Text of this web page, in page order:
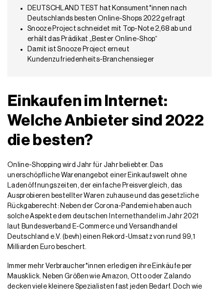
DEUTSCHLAND TEST hat Konsument*innen nach
Deutschlands besten Online-Shops 2022 gefragt
Snooze Project schneidet mit Top-Note 2,68 ab und
erhält das Prädikat „Bester Online-Shop“
Damit ist Snooze Project erneut
Kundenzufriedenheits-Branchensieger
Einkaufen im Internet:
Welche Anbieter sind 2022
die besten?
Online-Shopping wird Jahr für Jahr beliebter. Das
unerschöpfliche Warenangebot einer Einkaufswelt ohne
Ladenöffnungszeiten, der einfache Preisvergleich, das
Ausprobieren bestellter Waren zuhause und das gesetzliche
Rückgaberecht: Neben der Corona-Pandemie haben auch
solche Aspekte dem deutschen Internethandel im Jahr 2021
laut Bundesverband E-Com­merce und Versandhandel
Deutschland e.V. (bevh) einen Rekord-Umsatz von rund 99,1
Milliarden Euro beschert.
Immer mehr Verbraucher*innen erledigen ihre Einkäufe per
Mausklick. Neben Größen wie Amazon, Otto oder Zalando
decken viele kleinere Spezialisten fast jeden Bedarf. Doch wie